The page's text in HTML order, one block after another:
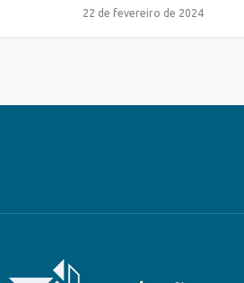
22 de fevereiro de 2024